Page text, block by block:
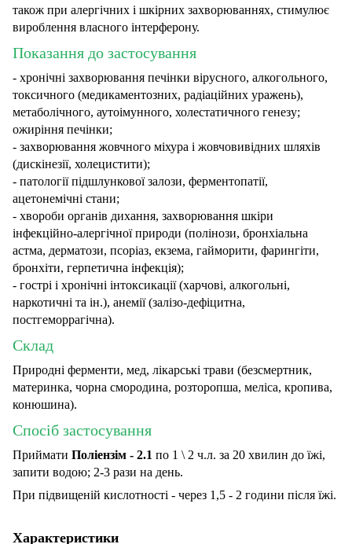
також при алергічних і шкірних захворюваннях, стимулює
вироблення власного інтерферону.
Показання до застосування
- хронічні захворювання печінки вірусного, алкогольного,
токсичного (медикаментозних, радіаційних уражень),
метаболічного, аутоімунного, холестатичного генезу;
ожиріння печінки;
- захворювання жовчного міхура і жовчовивідних шляхів
(дискінезії, холецистити);
- патології підшлункової залози, ферментопатії,
ацетонемічні стани;
- хвороби органів дихання, захворювання шкіри
інфекційно-алергічної природи (полінози, бронхіальна
астма, дерматози, псоріаз, екзема, гайморити, фарингіти,
бронхіти, герпетична інфекція);
- гострі і хронічні інтоксикації (харчові, алкогольні,
наркотичні та ін.), анемії (залізо-дефіцитна,
постгеморрагічна).
Склад
Природні ферменти, мед, лікарські трави (безсмертник,
материнка, чорна смородина, розторопша, меліса, кропива,
конюшина).
Спосіб застосування
Приймати Поліензім - 2.1 по 1 \ 2 ч.л. за 20 хвилин до їжі,
запити водою; 2-3 рази на день.
При підвищеній кислотності - через 1,5 - 2 години після їжі.
Характеристики